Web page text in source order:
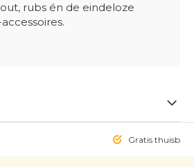
rubs én de eindeloze
Gratis